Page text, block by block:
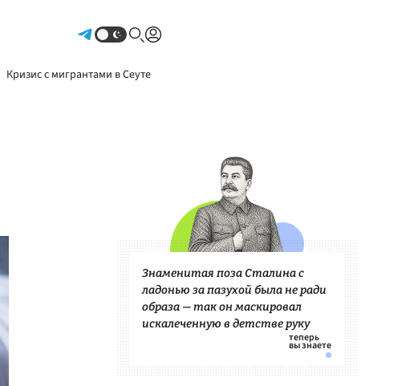
Кризис с мигрантами в Сеуте
Знаменитая поза Сталина с
ладонью за пазухой была не ради
образа — так он маскировал
искалеченную в детстве руку